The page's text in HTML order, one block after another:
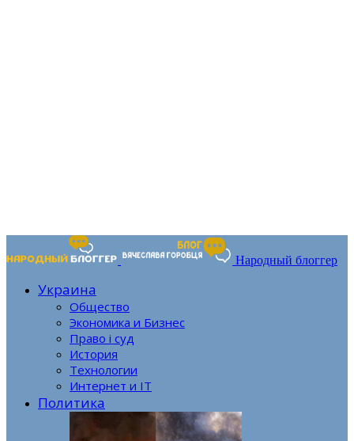
Народный блоггер
Украина
Общество
Экономика и Бизнес
Право і суд
История
Технологии
Интернет и IT
Политика